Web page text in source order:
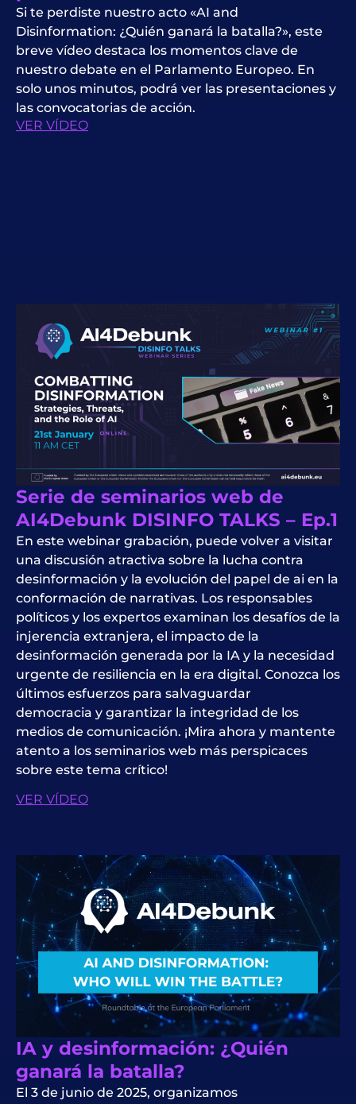
Si te perdiste nuestro acto «AI and
Disinformation: ¿Quién ganará la batalla?», este
breve vídeo destaca los momentos clave de
nuestro debate en el Parlamento Europeo. En
solo unos minutos, podrá ver las presentaciones y
las convocatorias de acción.
VER VÍDEO
Serie de seminarios web de
AI4Debunk DISINFO TALKS – Ep.1
En este webinar grabación, puede volver a visitar
una discusión atractiva sobre la lucha contra
desinformación y la evolución del papel de ai en la
conformación de narrativas. Los responsables
políticos y los expertos examinan los desafíos de la
injerencia extranjera, el impacto de la
desinformación generada por la IA y la necesidad
urgente de resiliencia en la era digital. Conozca los
últimos esfuerzos para salvaguardar
democracia y garantizar la integridad de los
medios de comunicación. ¡Mira ahora y mantente
atento a los seminarios web más perspicaces
sobre este tema crítico!
VER VÍDEO
IA y desinformación: ¿Quién
ganará la batalla?
El 3 de junio de 2025, organizamos